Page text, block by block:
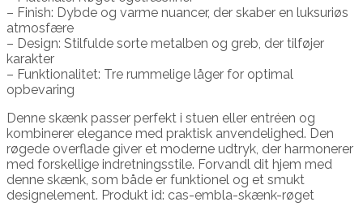
– Finish: Dybde og varme nuancer, der skaber en luksuriøs
atmosfære
– Design: Stilfulde sorte metalben og greb, der tilføjer
karakter
– Funktionalitet: Tre rummelige låger for optimal
opbevaring
Denne skænk passer perfekt i stuen eller entréen og
kombinerer elegance med praktisk anvendelighed. Den
røgede overflade giver et moderne udtryk, der harmonerer
med forskellige indretningsstile. Forvandl dit hjem med
denne skænk, som både er funktionel og et smukt
designelement. Produkt id: cas-embla-skænk-røget